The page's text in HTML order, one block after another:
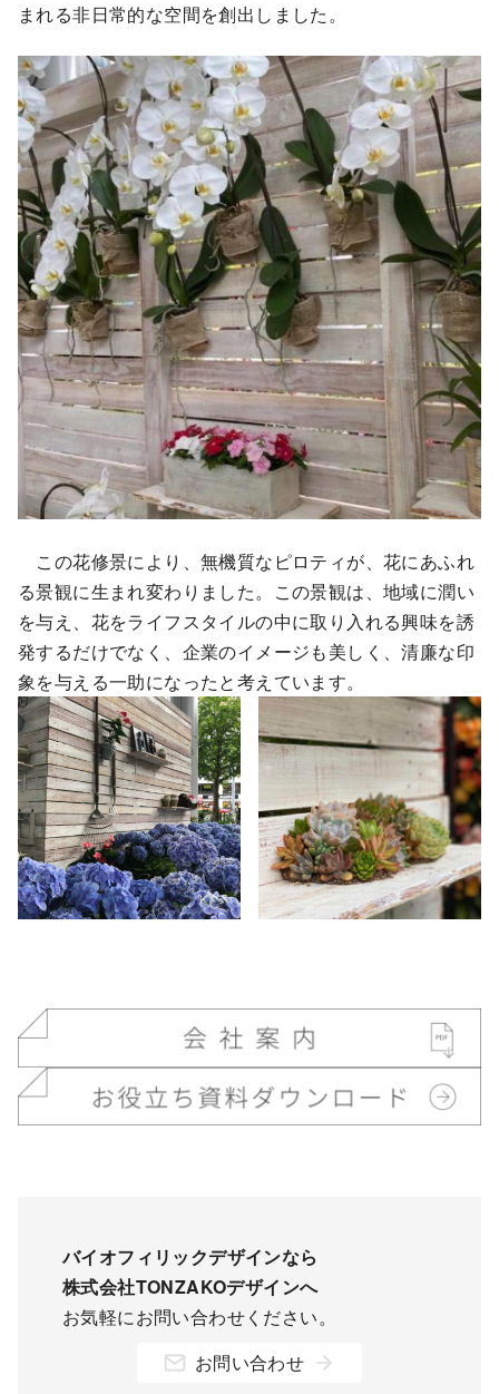
まれる非日常的な空間を創出しました。
この花修景により、無機質なピロティが、花にあふれ
る景観に生まれ変わりました。この景観は、地域に潤い
を与え、花をライフスタイルの中に取り入れる興味を誘
発するだけでなく、企業のイメージも美しく、清廉な印
象を与える一助になったと考えています。
バイオフィリックデザインなら
株式会社TONZAKOデザインへ
お気軽にお問い合わせください。
お問い合わせ